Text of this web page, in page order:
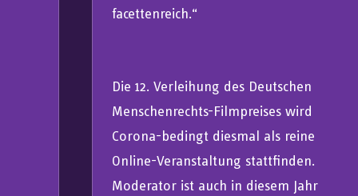
facettenreich.“
Die 12. Verleihung des Deutschen
Menschenrechts-Filmpreises wird
Corona-bedingt diesmal als reine
Online-Veranstaltung stattfinden.
Moderator ist auch in diesem Jahr